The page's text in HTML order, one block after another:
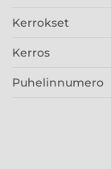
Kerrokset
Kerros
Puhelinnumero